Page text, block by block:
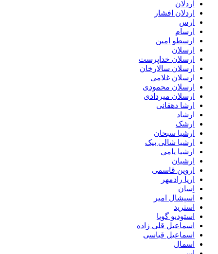
اردلان
اردلان افشار
ارس
ارسام
ارسطو امین
ارسلان
ارسلان خداپرست
ارسلان سالارخان
ارسلان غلامی
ارسلان محمودی
ارسلان میردادی
ارشا دهقانی
ارشاد
ارشک
ارشیا سبحان
ارشیا شالی بیک
ارشیا یامی
ارشیان
اروین قاسمی
اریا رادمهر
اِسان
اسپشال امیر
استرید
استودیو گویا
اسماعیل قلی زاده
اسماعیل قیاسی
اسمال